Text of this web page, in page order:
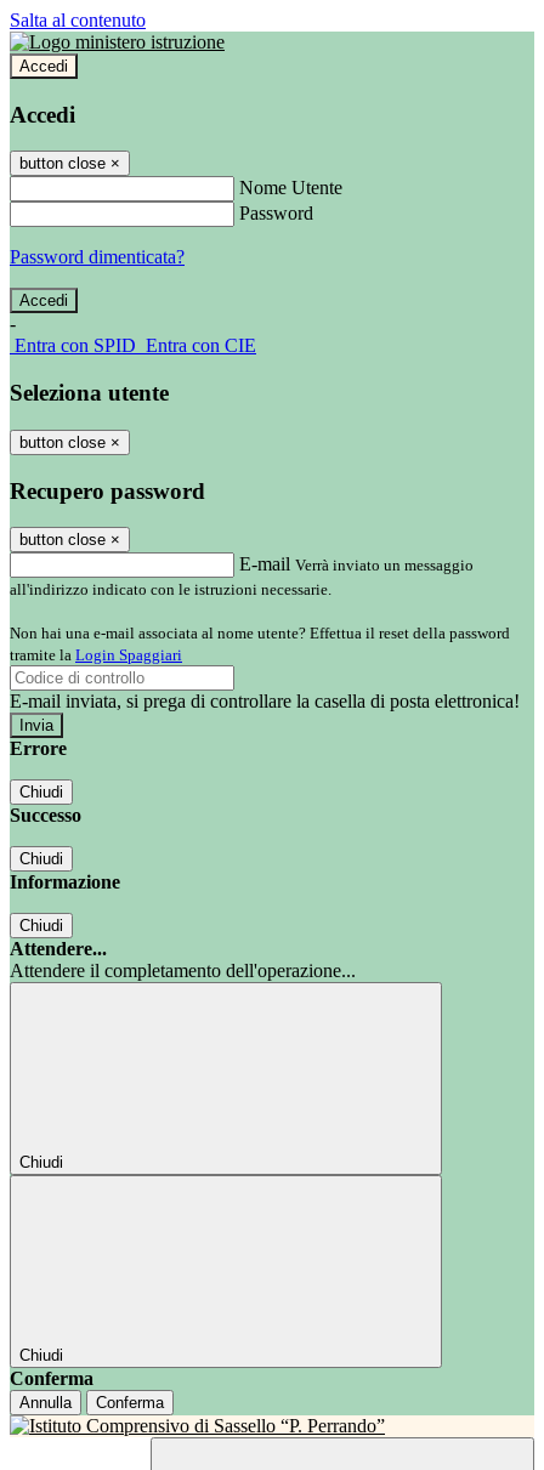
Salta al contenuto
Accedi
Accedi
button close ×
Nome Utente
Password
Password dimenticata?
-
Entra con SPID Entra con CIE
Seleziona utente
button close ×
Recupero password
button close ×
E-mail Verrà inviato un messaggio
all'indirizzo indicato con le istruzioni necessarie.
Non hai una e-mail associata al nome utente? Effettua il reset della password
tramite la Login Spaggiari
E-mail inviata, si prega di controllare la casella di posta elettronica!
Errore
Chiudi
Successo
Chiudi
Informazione
Chiudi
Attendere...
Attendere il completamento dell'operazione...
Chiudi
Chiudi
Conferma
Annulla Conferma